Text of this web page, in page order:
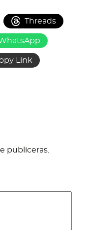
Threads
Link
publiceras.